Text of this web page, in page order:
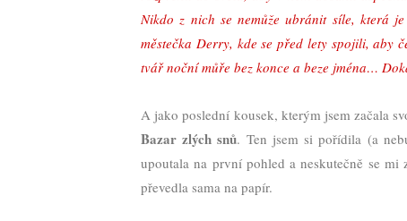
Nikdo z nich se nemůže ubránit síle, která
městečka Derry, kde se před lety spojili, aby
tvář noční můře bez konce a beze jména…
A jako poslední kousek, kterým jsem začala
Bazar zlých snů. Ten jsem si pořídila (a
upoutala na první pohled a neskutečně se
převedla sama na papír.